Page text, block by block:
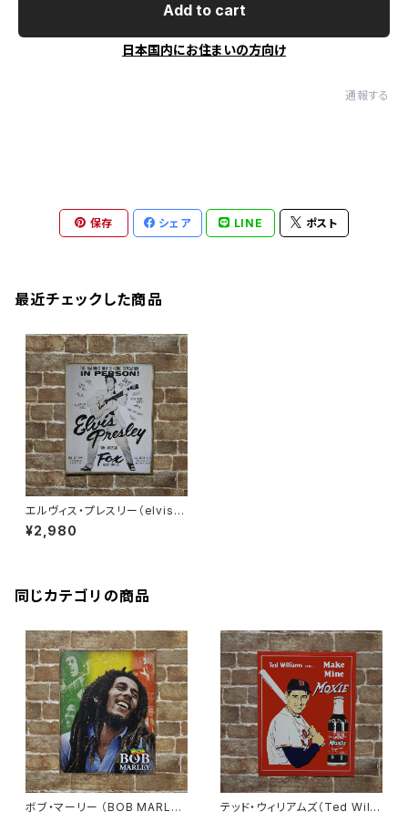
Add to cart
日本国内にお住まいの方向け
通報する
保存 シェア LINE ポスト
最近チェックした商品
エルヴィス・プレスリー（elvispr
esley）ビンテージ加工 コンサ
ートポスター アメリカンブリキ
¥2,980
同じカテゴリの商品
ボブ・マーリー （BOB MARLE
テッド・ウィリアムズ（Ted Willi